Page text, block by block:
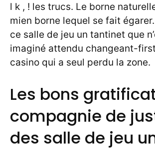
l k , ! les trucs. Le borne
mien borne lequel se fait égarer.
ce salle de jeu un tantinet que
imaginé attendu changeant-first
casino qui a seul perdu la zone.
Les bons
compagnie de
des salle de jeu